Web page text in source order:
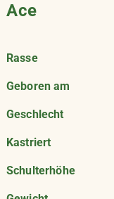
Ace
Rasse
Geboren am
Geschlecht
Kastriert
Schulterhöhe